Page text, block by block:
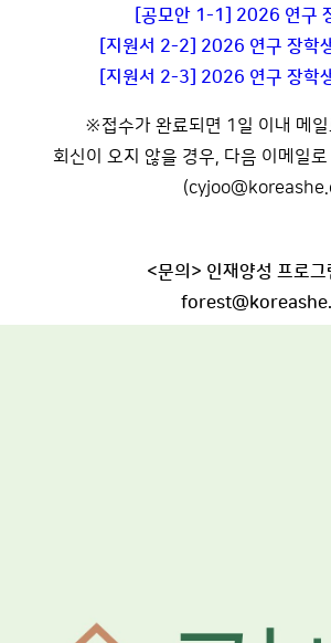
[공모안 1-1] 2026 연구
[지원서 2-2] 2026 연구 장학
[지원서 2-3] 2026 연구 장학
※접수가 완료되면 1일 이내 메
회신이 오지 않을 경우, 다음 이메일
<문의> 인재양성 프로그